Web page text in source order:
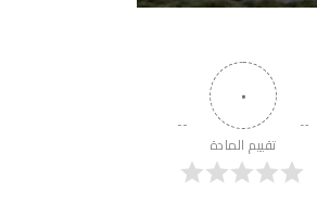
٠
تقييم المادة